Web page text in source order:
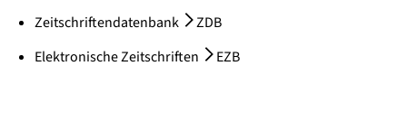
Zeitschriftendatenbank
ZDB
Elektronische Zeitschriften
EZB